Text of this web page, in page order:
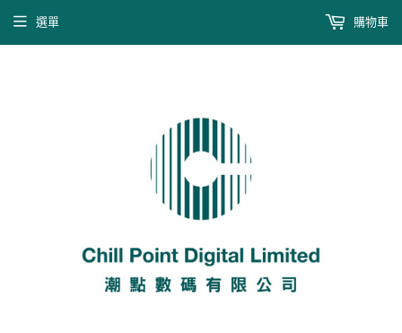
選單 購物車